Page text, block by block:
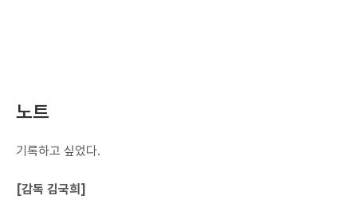
노트
기록하고 싶었다.
[감독 김국희]